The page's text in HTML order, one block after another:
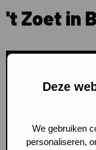
Deze
We gebruiken
personaliseren,
't Zoet in